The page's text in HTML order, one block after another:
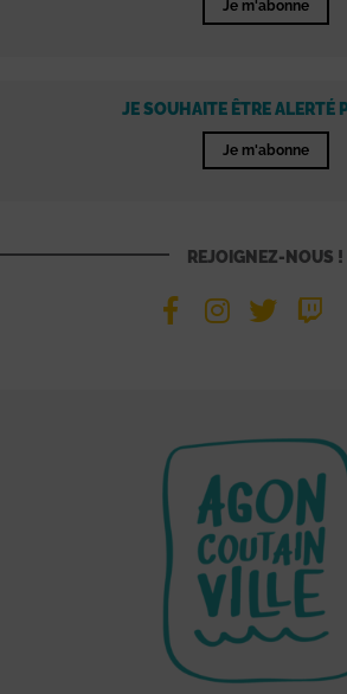
Je m'abonne
JE SOUHAITE ÊTRE ALERTÉ
Je m'abonne
REJOIGNEZ-NOUS !